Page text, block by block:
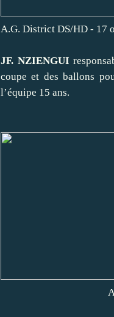
A.G. District DS/HD - 17
JF. NZIENGUI
coupe et des ballons
l’équipe 15 ans.